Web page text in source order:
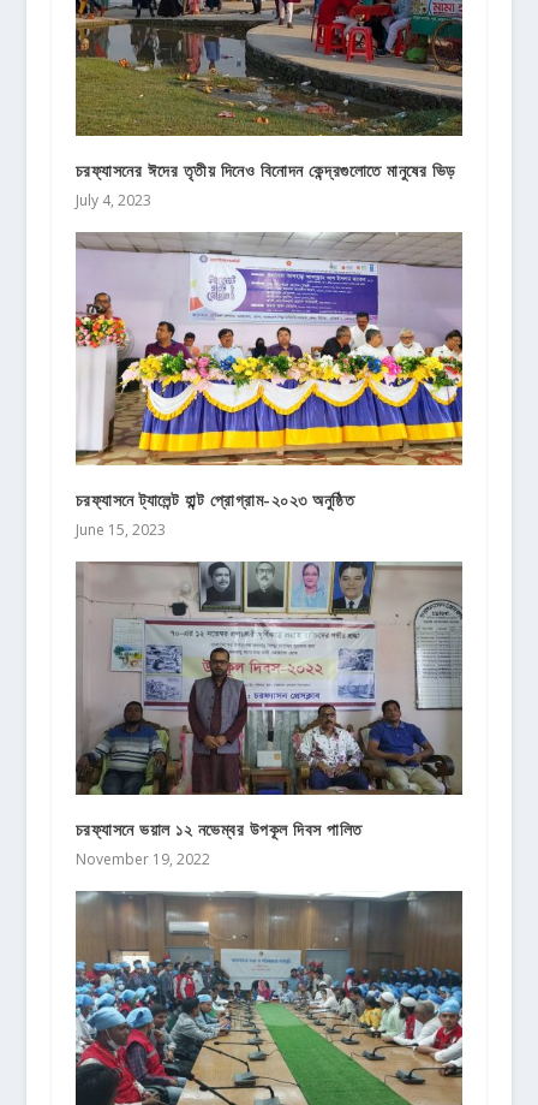
চরফ্যাসনের ঈদের তৃতীয় দিনেও বিনোদন কেন্দ্রগুলোতে মানুষের ভিড়
July 4, 2023
চরফ্যাসনে ট্যালেন্ট হান্ট প্রোগ্রাম-২০২৩ অনুষ্ঠিত
June 15, 2023
চরফ্যাসনে ভয়াল ১২ নভেম্বর উপকূল দিবস পালিত
November 19, 2022